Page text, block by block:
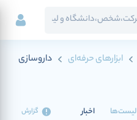
ابزارهای حرفه‌ای داروسازی
لیست‌ها اخبار گزارش